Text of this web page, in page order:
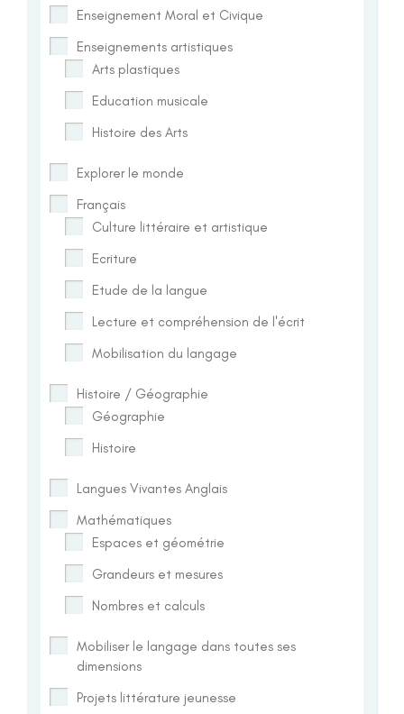
Enseignement Moral et Civique
Enseignements artistiques
Arts plastiques
Education musicale
Histoire des Arts
Explorer le monde
Français
Culture littéraire et artistique
Ecriture
Etude de la langue
Lecture et compréhension de l'écrit
Mobilisation du langage
Histoire / Géographie
Géographie
Histoire
Langues Vivantes Anglais
Mathématiques
Espaces et géométrie
Grandeurs et mesures
Nombres et calculs
Mobiliser le langage dans toutes ses
dimensions
Projets littérature jeunesse